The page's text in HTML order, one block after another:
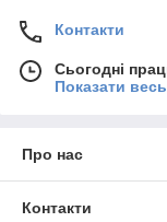
Контакти
Сьогодні
Показати
Про нас
Контакти